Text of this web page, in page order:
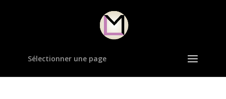
Sélectionner une page